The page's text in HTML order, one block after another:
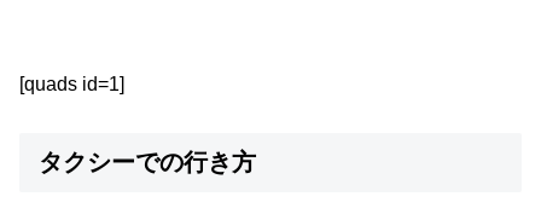
[quads id=1]
タクシーでの行き方